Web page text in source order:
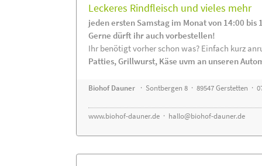
Leckeres Rindfleisch und vieles mehr
jeden ersten Samstag im Monat von 14:00 bis
Gerne dürft ihr auch vorbestellen!
Ihr benötigt vorher schon was? Einfach kurz
Patties, Grillwurst, Käse uvm an unseren
Biohof Dauner · Sontbergen 8 · 89547 Gerstetten ·
www.biohof-dauner.de · hallo@biohof-dauner.de